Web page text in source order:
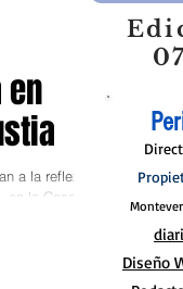
a la reflexión
en la Casa
Diseño